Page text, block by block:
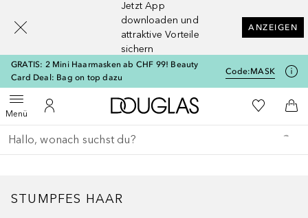
Jetzt App
downloaden und
attraktive Vorteile
sichern
ANZEIGEN
GRATIS: 2 Mini Haarmasken ab CHF 99! Beauty
Card Deal: Bag on top dazu
Code:MASK
MenüMenü öffnenZu Meinem Kundenkonto
Zur Douglas Startseite
Zu Meiner
Gehe zurück
Suche ausführen
STUMPFES HAAR
[navigation.slideout.screenreader]